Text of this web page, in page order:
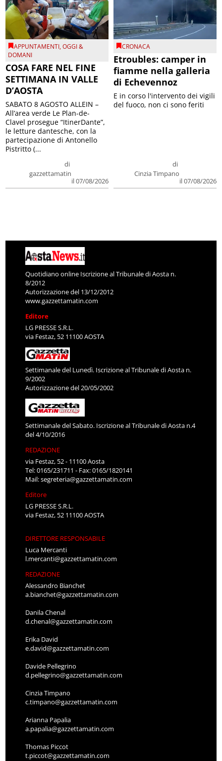
APPUNTAMENTI,OGGI &
DOMANI
COSA FARE NEL FINE
SETTIMANA IN VALLE
D’AOSTA
di
gazzettamatin
il 07/08/2026
SABATO 8 AGOSTO ALLEIN –
All’area verde Le Plan-de-
Clavel prosegue “ItinerDante”,
le letture dantesche, con la
partecipazione di Antonello
Pistritto (...
CRONACA
Etroubles: camper in
fiamme nella galleria
di Echevennoz
di
Cinzia Timpano
il 07/08/2026
E in corso l'intervento dei vigili
del fuoco, non ci sono feriti
Quotidiano online Iscrizione al Tribunale di Aosta n.
8/2012
Autorizzazione del 13/12/2012
www.gazzettamatin.com
Editore
LG PRESSE S.R.L.
via Festaz, 52 11100 AOSTA
Settimanale del Lunedì. Iscrizione al Tribunale di Aosta n.
9/2002
Autorizzazione del 20/05/2002
Settimanale del Sabato. Iscrizione al Tribunale di Aosta n.4
del 4/10/2016
REDAZIONE
via Festaz, 52 - 11100 Aosta
Tel: 0165/231711 - Fax: 0165/1820141
Mail:segreteria@gazzettamatin.com
Editore
LG PRESSE S.R.L.
via Festaz, 52 11100 AOSTA
DIRETTORE RESPONSABILE
Luca Mercanti
l.mercanti@gazzettamatin.com
REDAZIONE
Alessandro Bianchet
a.bianchet@gazzettamatin.com
Danila Chenal
d.chenal@gazzettamatin.com
Erika David
e.david@gazzettamatin.com
Davide Pellegrino
d.pellegrino@gazzettamatin.com
Cinzia Timpano
c.timpano@gazzettamatin.com
Arianna Papalia
a.papalia@gazzettamatin.com
Thomas Piccot
t.piccot@gazzettamatin.com